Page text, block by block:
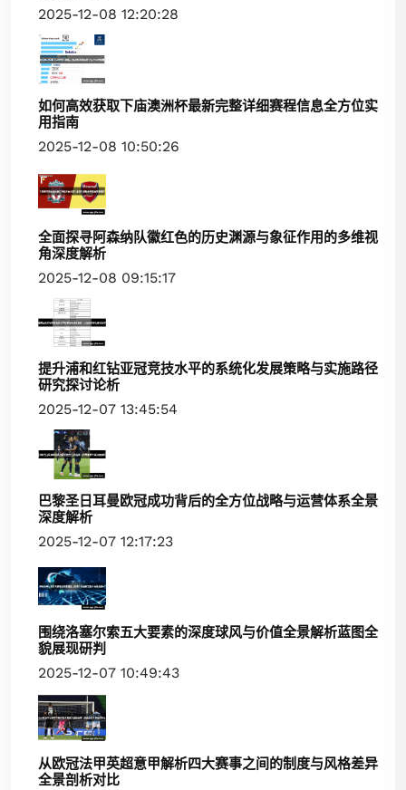
2025-12-08 12:20:28
如何高效获取下庙澳洲杯最新完整详细赛程信息全方位实
用指南
2025-12-08 10:50:26
全面探寻阿森纳队徽红色的历史渊源与象征作用的多维视
角深度解析
2025-12-08 09:15:17
提升浦和红钻亚冠竞技水平的系统化发展策略与实施路径
研究探讨论析
2025-12-07 13:45:54
巴黎圣日耳曼欧冠成功背后的全方位战略与运营体系全景
深度解析
2025-12-07 12:17:23
围绕洛塞尔索五大要素的深度球风与价值全景解析蓝图全
貌展现研判
2025-12-07 10:49:43
从欧冠法甲英超意甲解析四大赛事之间的制度与风格差异
全景剖析对比